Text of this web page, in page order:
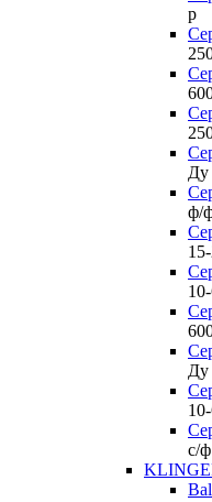
р
Ду
ф/
Ду
с/ф